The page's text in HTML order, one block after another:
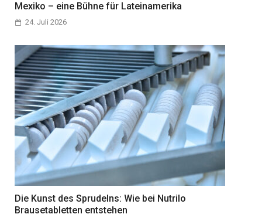
Mexiko – eine Bühne für Lateinamerika
24. Juli 2026
Die Kunst des Sprudelns: Wie bei Nutrilo
Brausetabletten entstehen